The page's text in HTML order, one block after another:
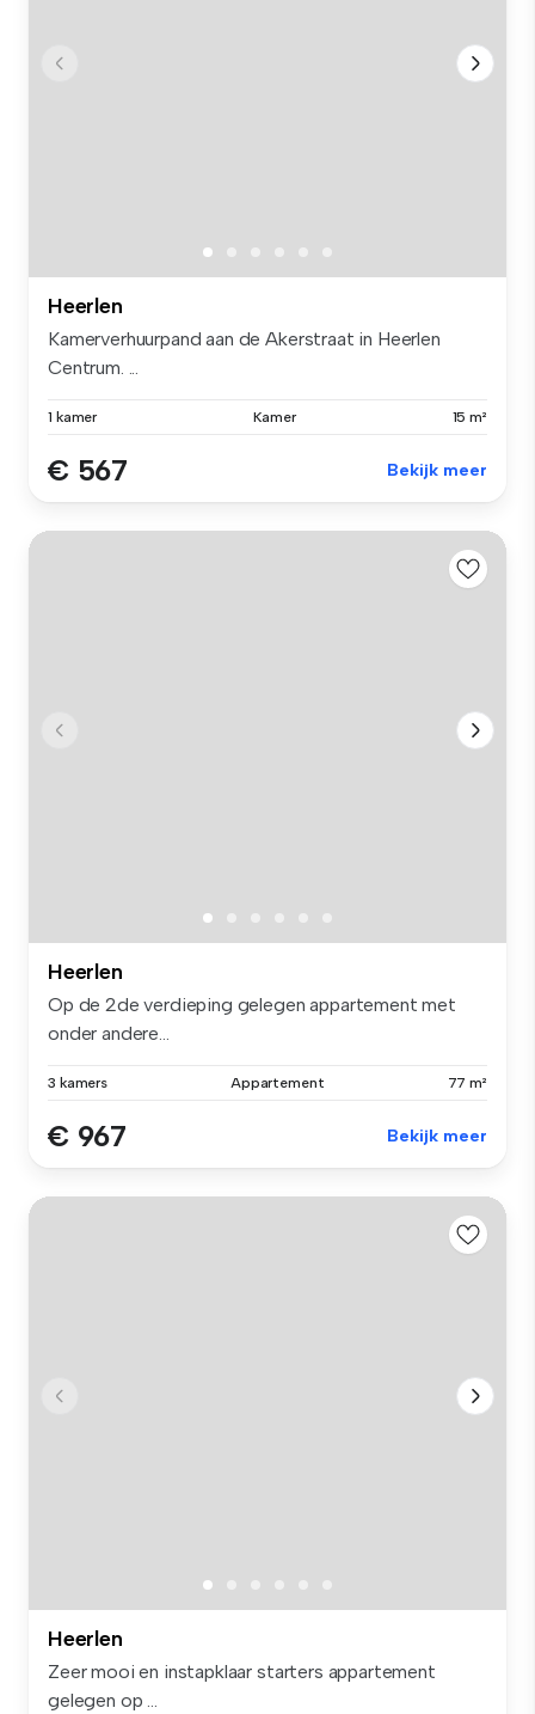
Heerlen
Kamerverhuurpand aan de Akerstraat in Heerlen
Centrum. ...
1 kamer Kamer 15 m²
€ 567 Bekijk meer
Heerlen
Op de 2de verdieping gelegen appartement met
onder andere...
3 kamers Appartement 77 m²
€ 967 Bekijk meer
Heerlen
Zeer mooi en instapklaar starters appartement
gelegen op ...